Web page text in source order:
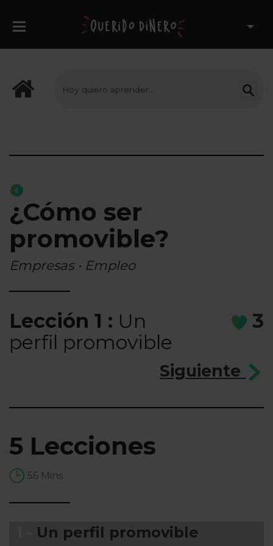
¿Cómo ser
promovible?
Empresas • Empleo
Lección 1 : Un
perfil promovible
3
Siguiente
5 Lecciones
56 Mins
Un perfil promovible